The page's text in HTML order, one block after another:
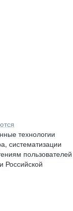
технологии
систематизации
пользователей
Российской